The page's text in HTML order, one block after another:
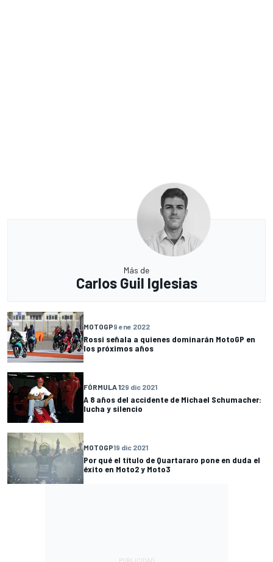
Más de
Carlos Guil Iglesias
MOTOGP9 ene 2022
Rossi señala a quienes dominarán MotoGP en
los próximos años
FÓRMULA 129 dic 2021
A 8 años del accidente de Michael Schumacher:
lucha y silencio
MOTOGP19 dic 2021
Por qué el título de Quartararo pone en duda el
éxito en Moto2 y Moto3